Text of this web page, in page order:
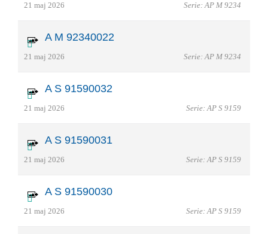
21 maj 2026 Serie: AP M 9234
A M 92340022
21 maj 2026 Serie: AP M 9234
A S 91590032
21 maj 2026 Serie: AP S 9159
A S 91590031
21 maj 2026 Serie: AP S 9159
A S 91590030
21 maj 2026 Serie: AP S 9159